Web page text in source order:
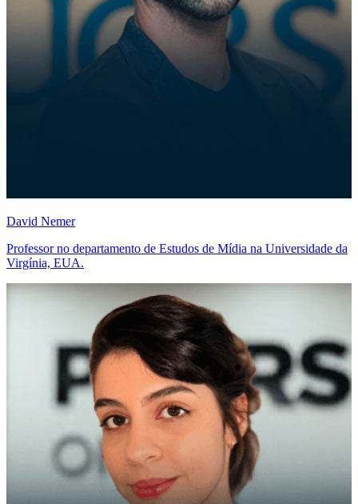
David Nemer
Professor no departamento de Estudos de Mídia na Universidade da
Virgínia, EUA.